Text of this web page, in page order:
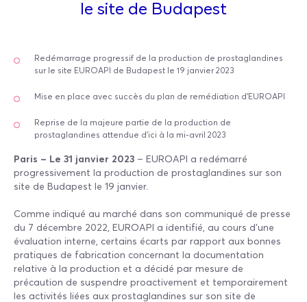
le site de Budapest
Redémarrage progressif de la production de prostaglandines
sur le site EUROAPI de Budapest le 19 janvier 2023
Mise en place avec succès du plan de remédiation d’EUROAPI
Reprise de la majeure partie de la production de
prostaglandines attendue d’ici à la mi-avril 2023
Paris – Le 31 janvier 2023 – EUROAPI a redémarré
progressivement la production de prostaglandines sur son
site de Budapest le 19 janvier.
Comme indiqué au marché dans son communiqué de presse
du 7 décembre 2022, EUROAPI a identifié, au cours d’une
évaluation interne, certains écarts par rapport aux bonnes
pratiques de fabrication concernant la documentation
relative à la production et a décidé par mesure de
précaution de suspendre proactivement et temporairement
les activités liées aux prostaglandines sur son site de